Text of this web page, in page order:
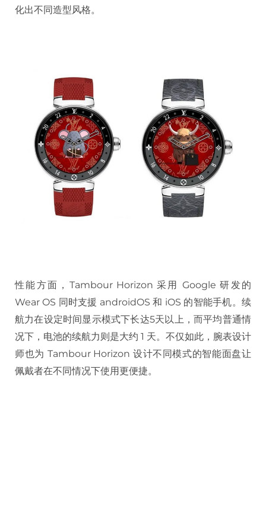
化出不同造型风格。
性能方面，Tambour Horizon 采用 Google 研发的
Wear OS 同时支援 androidOS 和 iOS 的智能手机。续
航力在设定时间显示模式下长达5天以上，而平均普通情
况下，电池的续航力则是大约 1 天。不仅如此，腕表设计
师也为 Tambour Horizon 设计不同模式的智能面盘让
佩戴者在不同情况下使用更便捷。